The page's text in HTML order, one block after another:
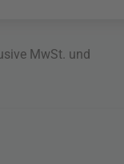
MwSt. und